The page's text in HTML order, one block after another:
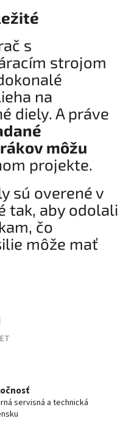
s
strojom
na
diely. A práve
môžu
projekte.
sú overené v
tak, aby odolali
čo
môže mať
servisná a technická